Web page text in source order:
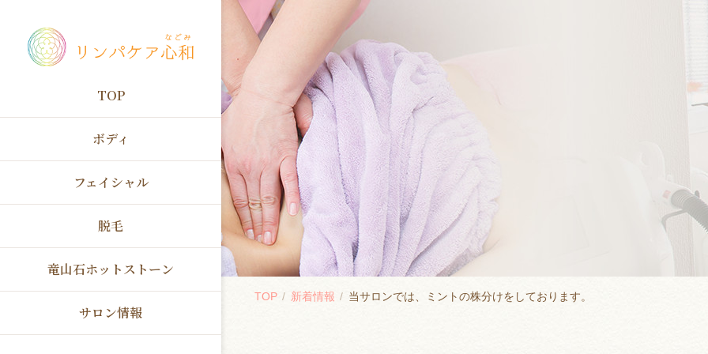
TOP
ボディ
フェイシャル
脱毛
竜山石ホットストーン
サロン情報
TOP 新着情報 当サロンでは、ミントの株分けをしております。